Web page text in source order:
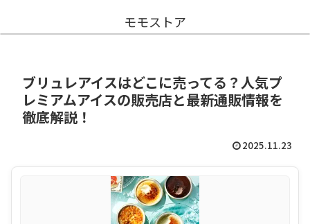
モモストア
ブリュレアイスはどこに売ってる？人気プ
レミアムアイスの販売店と最新通販情報を
徹底解説！
2025.11.23